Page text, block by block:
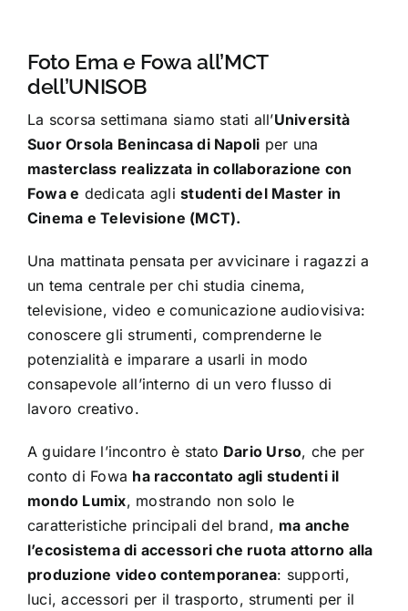
Foto Ema e Fowa all’MCT
dell’UNISOB
La scorsa settimana siamo stati all’Università
Suor Orsola Benincasa di Napoli per una
masterclass realizzata in collaborazione con
Fowa e dedicata aglistudenti del Master in
Cinema e Televisione (MCT).
Una mattinata pensata per avvicinare i ragazzi a
un tema centrale per chi studia cinema,
televisione, video e comunicazione audiovisiva:
conoscere gli strumenti, comprenderne le
potenzialità e imparare a usarli in modo
consapevole all’interno di un vero flusso di
lavoro creativo.
A guidare l’incontro è stato Dario Urso, che per
conto di Fowa ha raccontato agli studenti il
mondo Lumix, mostrando non solo le
caratteristiche principali del brand, ma anche
l’ecosistema di accessori che ruota attorno alla
produzione video contemporanea: supporti,
luci, accessori per il trasporto, strumenti per il